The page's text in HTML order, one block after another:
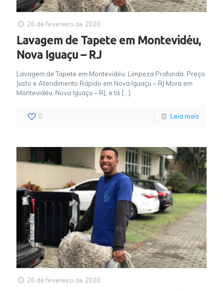
26 de fevereiro de 2020
Lavagem de Tapete em Montevidéu,
Nova Iguaçu – RJ
Lavagem de Tapete em Montevidéu: Limpeza Profunda, Preço
Justo e Atendimento Rápido em Nova Iguaçu – RJ Mora em
Montevidéu, Nova Iguaçu – RJ, e tá […]
0 Leia mais
26 de fevereiro de 2020